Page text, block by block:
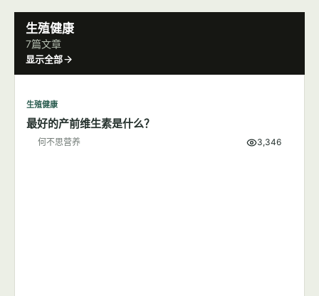
生殖健康
7篇文章
显示全部
生殖健康
最好的产前维生素是什么？
何不思营养 3,346